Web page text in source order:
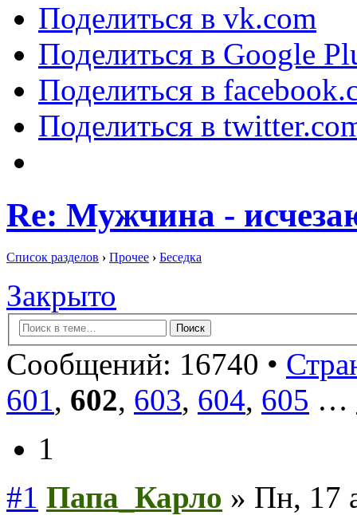
Поделиться в vk.com
Поделиться в Google
Поделиться в
Поделиться в
Re: Мужчина -
Список разделов › Прочее › Беседка
Закрыто
Сообщений: 16740 •
601, 602, 603, 604, 605 …
1
#1 Папа_Карло » Пн, 17